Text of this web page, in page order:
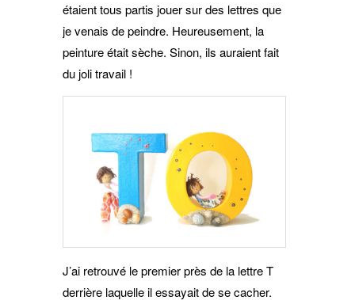
étaient tous partis jouer sur des lettres que
je venais de peindre. Heureusement, la
peinture était sèche. Sinon, ils auraient fait
du joli travail !
J’ai retrouvé le premier près de la lettre T
derrière laquelle il essayait de se cacher.